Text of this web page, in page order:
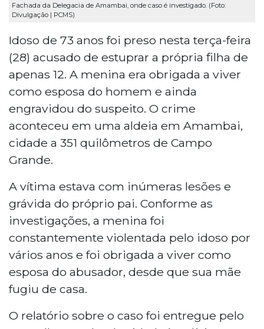
Fachada da Delegacia de Amambai, onde caso é investigado. (Foto:
Divulgação | PCMS)
Idoso de 73 anos foi preso nesta terça-feira
(28) acusado de estuprar a própria filha de
apenas 12. A menina era obrigada a viver
como esposa do homem e ainda
engravidou do suspeito. O crime
aconteceu em uma aldeia em Amambai,
cidade a 351 quilômetros de Campo
Grande.
A vítima estava com inúmeras lesões e
grávida do próprio pai. Conforme as
investigações, a menina foi
constantemente violentada pelo idoso por
vários anos e foi obrigada a viver como
esposa do abusador, desde que sua mãe
fugiu de casa.
O relatório sobre o caso foi entregue pelo